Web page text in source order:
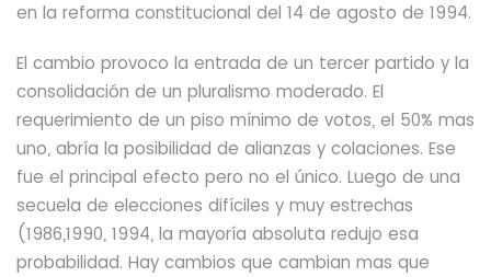
en la reforma constitucional del 14 de agosto de 1994.
El cambio provoco la entrada de un tercer partido y la
consolidación de un pluralismo moderado. El
requerimiento de un piso mínimo de votos, el 50% mas
uno, abría la posibilidad de alianzas y colaciones. Ese
fue el principal efecto pero no el único. Luego de una
secuela de elecciones difíciles y muy estrechas
(1986,1990, 1994, la mayoría absoluta redujo esa
probabilidad. Hay cambios que cambian mas que